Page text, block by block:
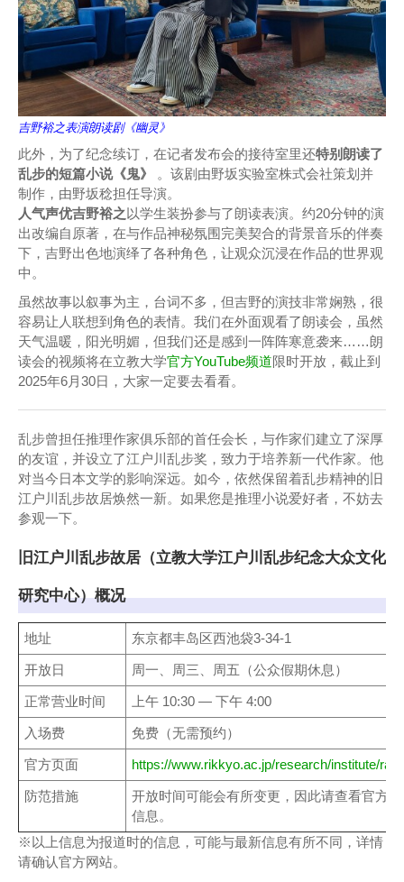
吉野裕之表演朗读剧《幽灵》
此外，为了纪念续订，在记者发布会的接待室里还特别朗读了
乱步的短篇小说《鬼》
。该剧由野坂实验室株式会社策划并
制作，由野坂稔担任导演。
人气声优吉野裕之以学生装扮参与了朗读表演。约20分钟的演
出改编自原著，在与作品神秘氛围完美契合的背景音乐的伴奏
下，吉野出色地演绎了各种角色，让观众沉浸在作品的世界观
中。
虽然故事以叙事为主，台词不多，但吉野的演技非常娴熟，很
容易让人联想到角色的表情。我们在外面观看了朗读会，虽然
天气温暖，阳光明媚，但我们还是感到一阵阵寒意袭来……朗
读会的视频将在立教大学官方YouTube频道限时开放，截止到
2025年6月30日，大家一定要去看看。
乱步曾担任推理作家俱乐部的首任会长，与作家们建立了深厚
的友谊，并设立了江户川乱步奖，致力于培养新一代作家。他
对当今日本文学的影响深远。如今，依然保留着乱步精神的旧
江户川乱步故居焕然一新。如果您是推理小说爱好者，不妨去
参观一下。
旧江户川乱步故居（立教大学江户川乱步纪念大众文化
研究中心）概况
地址 东京都丰岛区西池袋3-34-1
开放日 周一、周三、周五（公众假期休息）
正常营业时间 上午 10:30 — 下午 4:00
入场费 免费（无需预约）
官方页面 https://www.rikkyo.ac.jp/research/institute/
防范措施
开放时间可能会有所变更，因此请查看官方
信息。
※以上信息为报道时的信息，可能与最新信息有所不同，详情
请确认官方网站。